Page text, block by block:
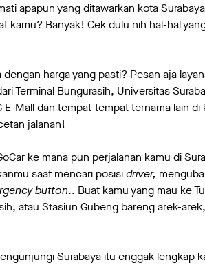
apapun yang ditawarkan kota
kamu? Banyak! Cek dulu nih hal-hal
dengan harga yang pasti? Pesan aja
Terminal Bungurasih, Universitas
E-Mall dan tempat-tempat ternama lain
jalanan!
ke mana pun perjalanan kamu di
saat mencari posisidriver,
button.. Buat kamu yang mau ke
atau Stasiun Gubeng bareng arek-
Surabaya itu enggak lengkap